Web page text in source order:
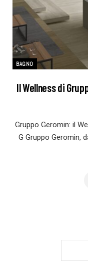
BAGNO
Il Wellness di
Gruppo Geromin: il
G Gruppo Geromin,